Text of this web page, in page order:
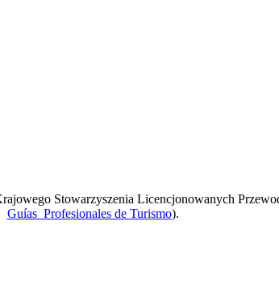
Stowarzyszenia Licencjonowanych
Guías Profesionales de Turismo).